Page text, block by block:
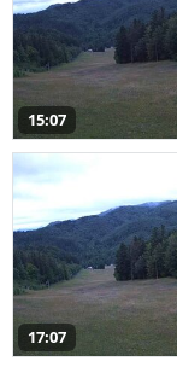
15:07
17:07